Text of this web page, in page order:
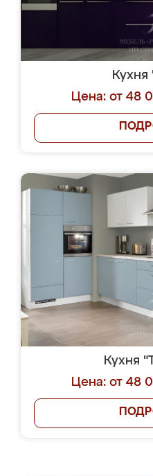
Кухня
Цена: от 48
Кухня
Цена: от 48